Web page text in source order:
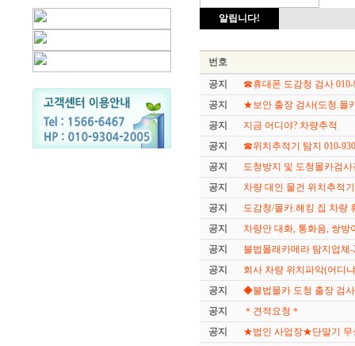
알립니다!
번호
공지
☎휴대폰 도감청 검사 010-
공지
★보안 출장 검사(도청.몰
공지
지금 어디야? 차량추적
공지
☎위치추적기 탐지 010-
공지
도청방지 및 도청몰카검
공지
차량 대인 물건 위치추적
공지
도감청/몰카.해킹 집 차량
공지
차량안 대화, 통화음, 쌍방
공지
불법몰래카메라 탐지업체
공지
회사 차량 위치파악(어디
공지
◆불법몰카 도청 출장 검
공지
＊견적요청＊
공지
★법인 사업장★단말기 무